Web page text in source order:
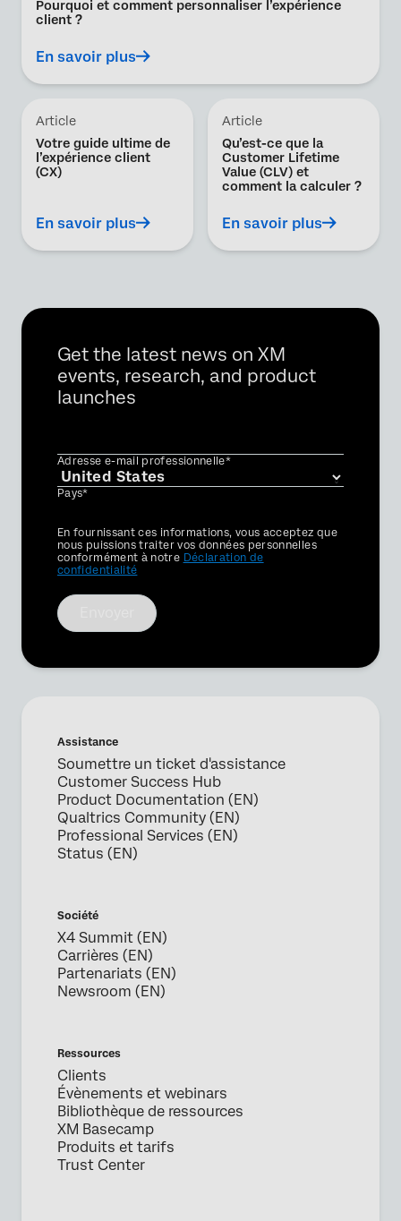
Pourquoi et comment personnaliser l’expérience
client ?
En savoir plus
Article
Votre guide ultime de
l’expérience client
(CX)
En savoir plus
Article
Qu’est-ce que la
Customer Lifetime
Value (CLV) et
comment la calculer ?
En savoir plus
Get the latest news on XM
events, research, and product
launches
Adresse e-mail professionnelle*
Pays*
Privacy
Optin
En fournissant ces informations, vous acceptez que
nous puissions traiter vos données personnelles
conformément à notre Déclaration de
confidentialité
Assistance
Soumettre un ticket d'assistance
Customer Success Hub
Product Documentation (EN)
Qualtrics Community (EN)
Professional Services (EN)
Status (EN)
Société
X4 Summit (EN)
Carrières (EN)
Partenariats (EN)
Newsroom (EN)
Ressources
Clients
Évènements et webinars
Bibliothèque de ressources
XM Basecamp
Produits et tarifs
Trust Center